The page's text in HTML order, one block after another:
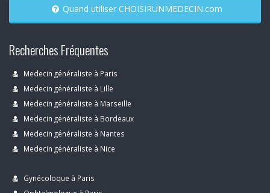
Quand utiliser CHOISIRUNMEDECIN.com
Recherches Fréquentes
Medecin généraliste à Paris
Medecin généraliste à Lille
Medecin généraliste à Marseille
Medecin généraliste à Bordeaux
Medecin généraliste à Nantes
Medecin généraliste à Nice
Gynécoloque à Paris